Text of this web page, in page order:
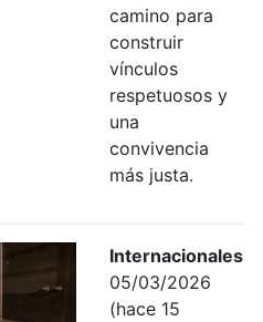
camino para
construir
vínculos
respetuosos y
una
convivencia
más justa.
Internacionales
05/03/2026
(hace 15